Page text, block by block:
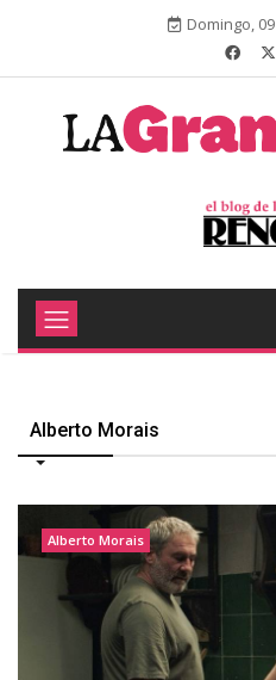
Domingo,
Alberto Morais
Alberto Morais